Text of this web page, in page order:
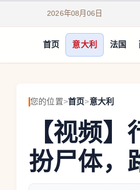
2026年08月06日
首页 意大利 法国
您的位置>首页>意大利
【视频
扮尸体，